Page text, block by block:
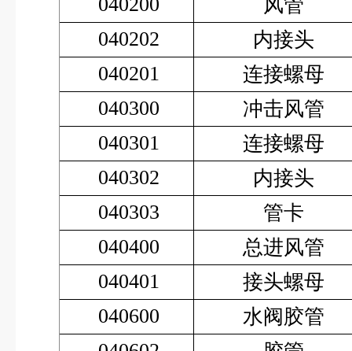
风管
040202 内接头
040201 连接螺母
040300 冲击风管
040301 连接螺母
040302 内接头
040303 管卡
040400 总进风管
040401 接头螺母
040600 水阀胶管